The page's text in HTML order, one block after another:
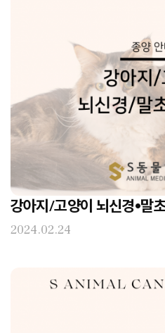
강아지/고양이 뇌신경•말
2024.02.24